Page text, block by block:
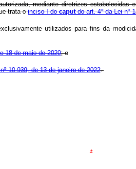
mediante diretrizes
trata oinciso I docaputdo art. 4º da Lei nº
utilizados para fins da
18 de maio de 2020; e
10.939, de 13 de janeiro de 2022.
*